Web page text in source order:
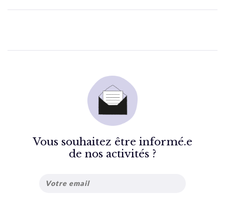
Vous souhaitez être informé.e
de nos activités ?